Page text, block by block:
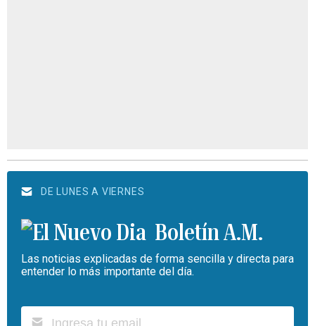
DE LUNES A VIERNES
Boletín A.M.
Las noticias explicadas de forma sencilla y directa para
entender lo más importante del día.